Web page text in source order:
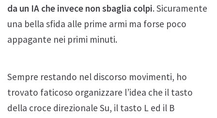
da un IA che invece non sbaglia colpi. Sicuramente
una bella sfida alle prime armi ma forse poco
appagante nei primi minuti.
Sempre restando nel discorso movimenti, ho
trovato faticoso organizzare l’idea che il tasto
della croce direzionale Su, il tasto L ed il B